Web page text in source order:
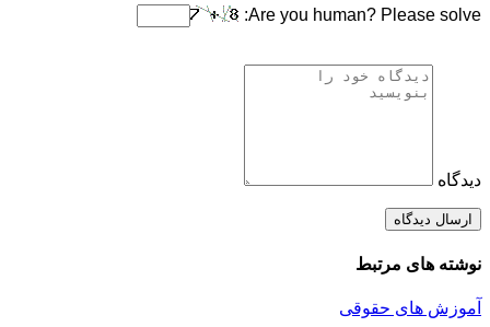
Are you human? Please solve:
دیدگاه
نوشته های مرتبط
آموزش های حقوقی